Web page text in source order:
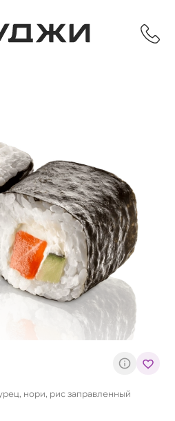
нори, рис заправленный